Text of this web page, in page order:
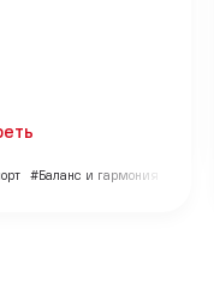
#Баланс и гармония